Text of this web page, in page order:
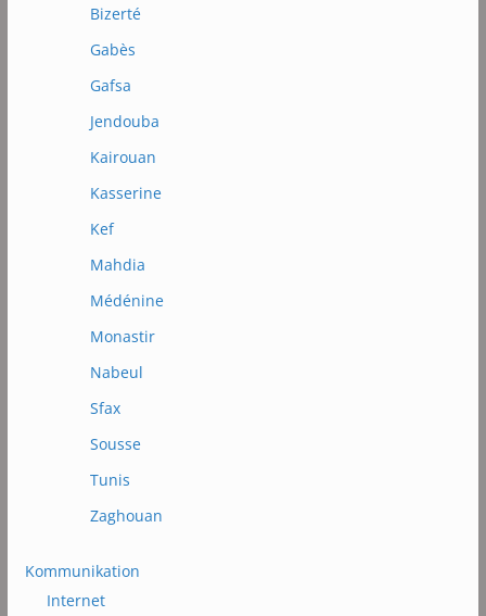
Bizerté
Gabès
Gafsa
Jendouba
Kairouan
Kasserine
Kef
Mahdia
Médénine
Monastir
Nabeul
Sfax
Sousse
Tunis
Zaghouan
Kommunikation
Internet